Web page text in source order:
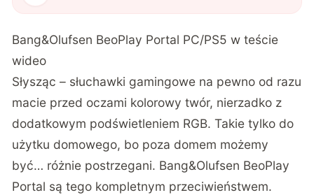
Bang&Olufsen BeoPlay Portal PC/PS5 w teście
wideo
Słysząc – słuchawki gamingowe na pewno od razu
macie przed oczami kolorowy twór, nierzadko z
dodatkowym podświetleniem RGB. Takie tylko do
użytku domowego, bo poza domem możemy
być… różnie postrzegani. Bang&Olufsen BeoPlay
Portal są tego kompletnym przeciwieństwem.